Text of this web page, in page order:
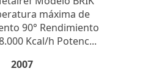
máxima de
90° Rendimiento
Kcal/h Potenc...
2007